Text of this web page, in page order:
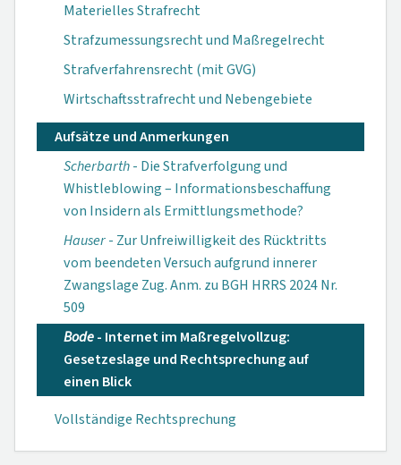
Materielles Strafrecht
Strafzumessungsrecht und Maßregelrecht
Strafverfahrensrecht (mit GVG)
Wirtschaftsstrafrecht und Nebengebiete
Aufsätze und Anmerkungen
Scherbarth- Die Strafverfolgung und
Whistleblowing – Informationsbeschaffung
von Insidern als Ermittlungsmethode?
Hauser- Zur Unfreiwilligkeit des Rücktritts
vom beendeten Versuch aufgrund innerer
Zwangslage Zug. Anm. zu BGH HRRS 2024 Nr.
509
Bode- Internet im Maßregelvollzug:
Gesetzeslage und Rechtsprechung auf
einen Blick
Vollständige Rechtsprechung